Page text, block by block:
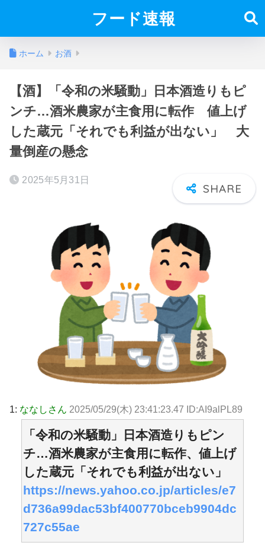
フード速報
ホーム お酒
【酒】「令和の米騒動」日本酒造りもピ
ンチ…酒米農家が主食用に転作 値上げ
した蔵元「それでも利益が出ない」 大
量倒産の懸念
2025年5月31日
1: ななしさん 2025/05/29(木) 23:41:23.47 ID:AI9alPL89
「令和の米騒動」日本酒造りもピン
チ…酒米農家が主食用に転作、値上げ
した蔵元「それでも利益が出ない」
https://news.yahoo.co.jp/articles/e7
d736a99dac53bf400770bceb9904dc
727c55ae